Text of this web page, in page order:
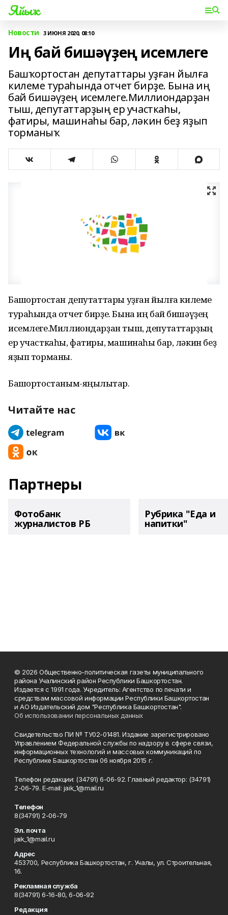
Яйыҡ
Новости 3 ИЮНЯ 2020, 08:10
Иң бай бишәүҙең исемлеге
Башҡортостан депутаттары уҙған йылға
килеме тураһында отчет бирҙе. Бына иң
бай бишәүҙең исемлеге.Миллиондарҙан
тыш, депутаттарҙың ер участкаһы,
фатиры, машинаһы бар, ләкин беҙ яҙып
торманыҡ
Башҡортостан депутаттары уҙған йылға килеме
тураһында отчет бирҙе. Бына иң бай бишәүҙең
исемлеге.Миллиондарҙан тыш, депутаттарҙың
ер участкаһы, фатиры, машинаһы бар, ләкин беҙ
яҙып торманыҡ.
Башҡортостаным-яңылыҡтар.
Читайте нас
Партнеры
Фотобанк
журналистов РБ
Рубрика "Еда и
напитки"
© 2026 Общественно-политическая газеты муниципального
района Учалинский район Республики Башкортостан.
Издается с 1991 года. Учредитель: Агентство по печати и
средствам массовой информации Республики Башкортостан
и АО Издательский дом "Республика Башкортостан".
Об использовании персональных данных
Свидетельство ПИ № ТУ02-01481. Издание зарегистрировано
Управлением Федеральной службы по надзору в сфере связи,
информационных технологий и массовых коммуникаций по
Республике Башкортостан 06 ноября 2015 г.
Телефон редакции: (34791) 6-06-92. Главный редактор: (34791)
2-06-79. Е-mаil: jaik_1@mail.ru
Телефон
8(34791) 2-06-79
Эл. почта
jaik_1@mail.ru
Адрес
453700, Республика Башкортостан, г. Учалы, ул. Строительная,
16.
Рекламная служба
8(34791) 6-16-80, 6-06-92
Редакция